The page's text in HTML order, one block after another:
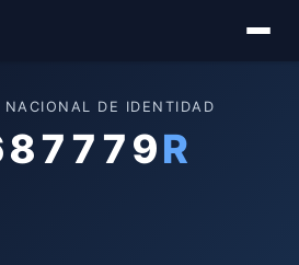
NACIONAL DE IDENTIDAD
R